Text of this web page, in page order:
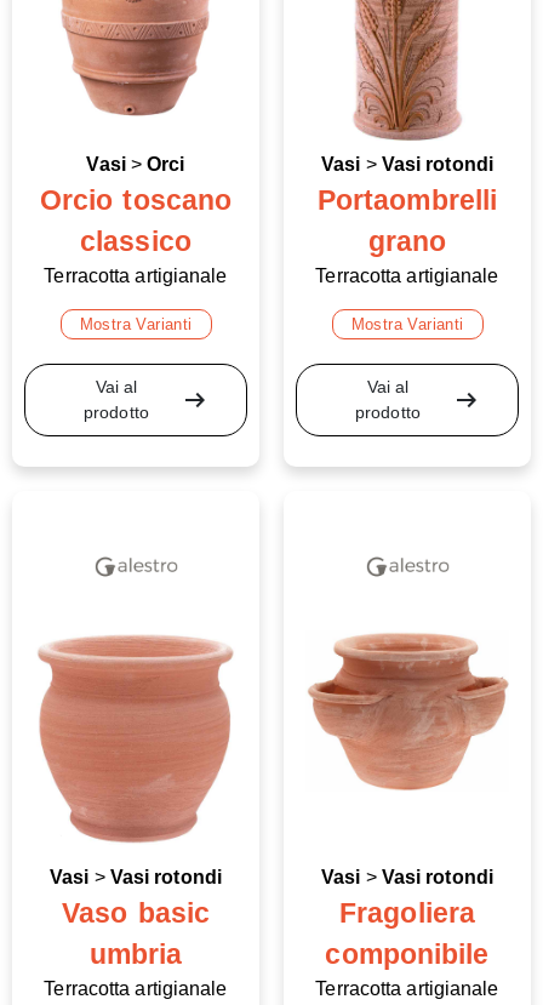
Vasi>Orci
Orcio toscano
classico
Terracotta artigianale
Mostra Varianti
Vai al
prodotto
arrow_right_alt
Vasi > Vasi rotondi
Portaombrelli
grano
Terracotta artigianale
Mostra Varianti
Vai al
prodotto
arrow_right_alt
Vasi > Vasi rotondi
Vaso basic
umbria
Terracotta artigianale
Vasi > Vasi rotondi
Fragoliera
componibile
Terracotta artigianale